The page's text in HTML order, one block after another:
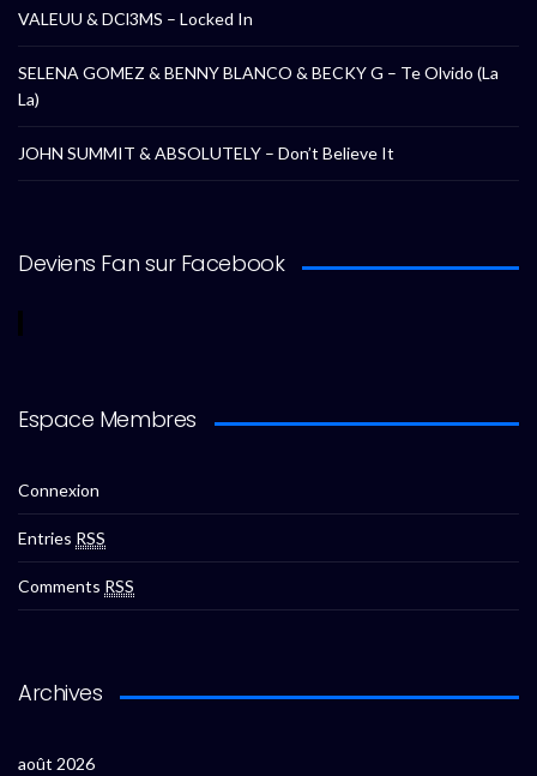
VALEUU & DCl3MS – Locked In
SELENA GOMEZ & BENNY BLANCO & BECKY G – Te Olvido (La
La)
JOHN SUMMIT & ABSOLUTELY – Don’t Believe It
Deviens Fan sur Facebook
Espace Membres
Connexion
Entries RSS
Comments RSS
Archives
août 2026